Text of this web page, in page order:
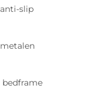
slip